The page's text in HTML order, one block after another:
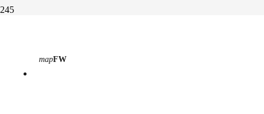
mapFW
Kollegium